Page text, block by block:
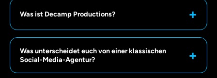
Was ist Decamp Productions?
Was unterscheidet euch von einer klassischen
Social-Media-Agentur?